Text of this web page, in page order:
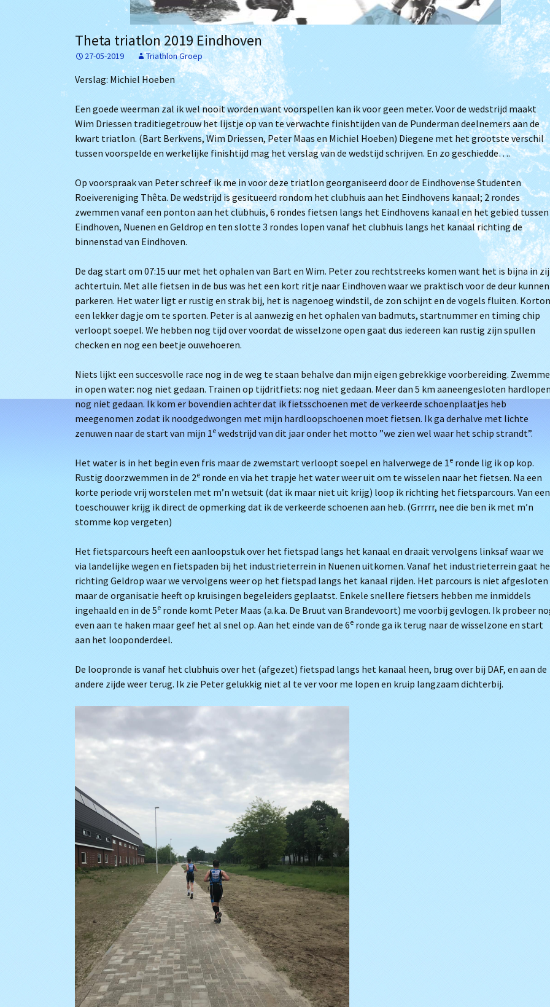
Het bestuur
Lidmaatschap
Trainingstijden
De zwembaden
Bij Willem
Archief Je wordt ouder papa
Theta triatlon 2019 Eindhoven
27-05-2019 Triathlon Groep
Verslag: Michiel Hoeben
Een goede weerman zal ik wel nooit worden want voorspellen kan ik voor geen meter. Voor de wedstrijd maakt
Wim Driessen traditiegetrouw het lijstje op van te verwachte finishtijden van de Punderman deelnemers aan de
kwart triatlon. (Bart Berkvens, Wim Driessen, Peter Maas en Michiel Hoeben) Diegene met het grootste verschil
tussen voorspelde en werkelijke finishtijd mag het verslag van de wedstijd schrijven. En zo geschiedde….
Op voorspraak van Peter schreef ik me in voor deze triatlon georganiseerd door de Eindhovense Studenten
Roeivereniging Thêta. De wedstrijd is gesitueerd rondom het clubhuis aan het Eindhovens kanaal; 2 rondes
zwemmen vanaf een ponton aan het clubhuis, 6 rondes fietsen langs het Eindhovens kanaal en het gebied tussen
Eindhoven, Nuenen en Geldrop en ten slotte 3 rondes lopen vanaf het clubhuis langs het kanaal richting de
binnenstad van Eindhoven.
De dag start om 07:15 uur met het ophalen van Bart en Wim. Peter zou rechtstreeks komen want het is bijna in
achtertuin. Met alle fietsen in de bus was het een kort ritje naar Eindhoven waar we praktisch voor de deur kunnen
parkeren. Het water ligt er rustig en strak bij, het is nagenoeg windstil, de zon schijnt en de vogels fluiten.
een lekker dagje om te sporten. Peter is al aanwezig en het ophalen van badmuts, startnummer en timing chip
verloopt soepel. We hebben nog tijd over voordat de wisselzone open gaat dus iedereen kan rustig zijn spullen
checken en nog een beetje ouwehoeren.
Niets lijkt een succesvolle race nog in de weg te staan behalve dan mijn eigen gebrekkige voorbereiding.
in open water: nog niet gedaan. Trainen op tijdritfiets: nog niet gedaan. Meer dan 5 km aaneengesloten
nog niet gedaan. Ik kom er bovendien achter dat ik fietsschoenen met de verkeerde schoenplaatjes heb
meegenomen zodat ik noodgedwongen met mijn hardloopschoenen moet fietsen. Ik ga derhalve met lichte
zenuwen naar de start van mijn 1e wedstrijd van dit jaar onder het motto ”we zien wel waar het schip strandt”.
Het water is in het begin even fris maar de zwemstart verloopt soepel en halverwege de 1e ronde lig ik op kop.
Rustig doorzwemmen in de 2e ronde en via het trapje het water weer uit om te wisselen naar het fietsen. Na een
korte periode vrij worstelen met m’n wetsuit (dat ik maar niet uit krijg) loop ik richting het fietsparcours. Van een
toeschouwer krijg ik direct de opmerking dat ik de verkeerde schoenen aan heb. (Grrrrr, nee die ben ik met m’n
stomme kop vergeten)
Het fietsparcours heeft een aanloopstuk over het fietspad langs het kanaal en draait vervolgens linksaf waar we
via landelijke wegen en fietspaden bij het industrieterrein in Nuenen uitkomen. Vanaf het industrieterrein gaat
richting Geldrop waar we vervolgens weer op het fietspad langs het kanaal rijden. Het parcours is niet afgesloten
maar de organisatie heeft op kruisingen begeleiders geplaatst. Enkele snellere fietsers hebben me inmiddels
ingehaald en in de 5e ronde komt Peter Maas (a.k.a. De Bruut van Brandevoort) me voorbij gevlogen. Ik probeer
even aan te haken maar geef het al snel op. Aan het einde van de 6e ronde ga ik terug naar de wisselzone en start
aan het looponderdeel.
De loopronde is vanaf het clubhuis over het (afgezet) fietspad langs het kanaal heen, brug over bij DAF, en aan de
andere zijde weer terug. Ik zie Peter gelukkig niet al te ver voor me lopen en kruip langzaam dichterbij.